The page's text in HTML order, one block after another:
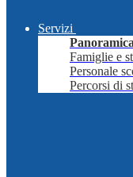
Servizi
Panoramica
Famiglie e
Personale
Percorsi di